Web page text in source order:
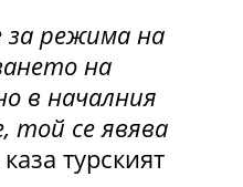
режима на
на
в началния
той се явява
каза турският